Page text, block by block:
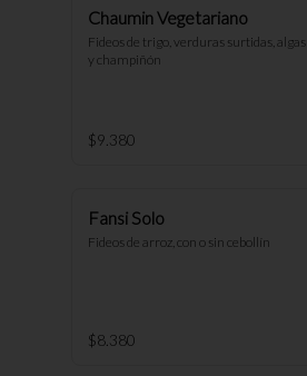
Chaumin Vegetariano
Fideos de trigo, verduras surtidas, algas
y champiñón
$9.380
Fansi Solo
Fideos de arroz, con o sin cebollín
$8.380